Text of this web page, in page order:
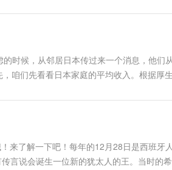
时候，从邻居日本传过来一个消息，他们
咱们先看看日本家庭的平均收入。根据厚
了解一下吧！每年的12月28日是西班牙
言说会诞生一位新的犹太人的王。当时的